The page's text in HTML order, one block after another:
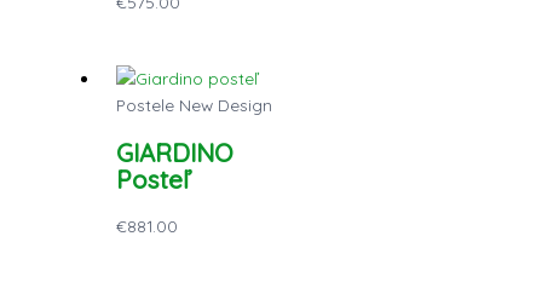
Postele New Design
GIARDINO
Posteľ
€881.00